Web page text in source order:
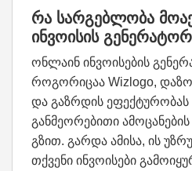
რა სარგებლობა
ინვოისის
ონლაინ ინვოისების
როგორიცაა Wizlogo,
და გაზრდის ეფექტურობას
განმეორებითი
გზით. გარდა ამისა, ის
თქვენი ინვოისები